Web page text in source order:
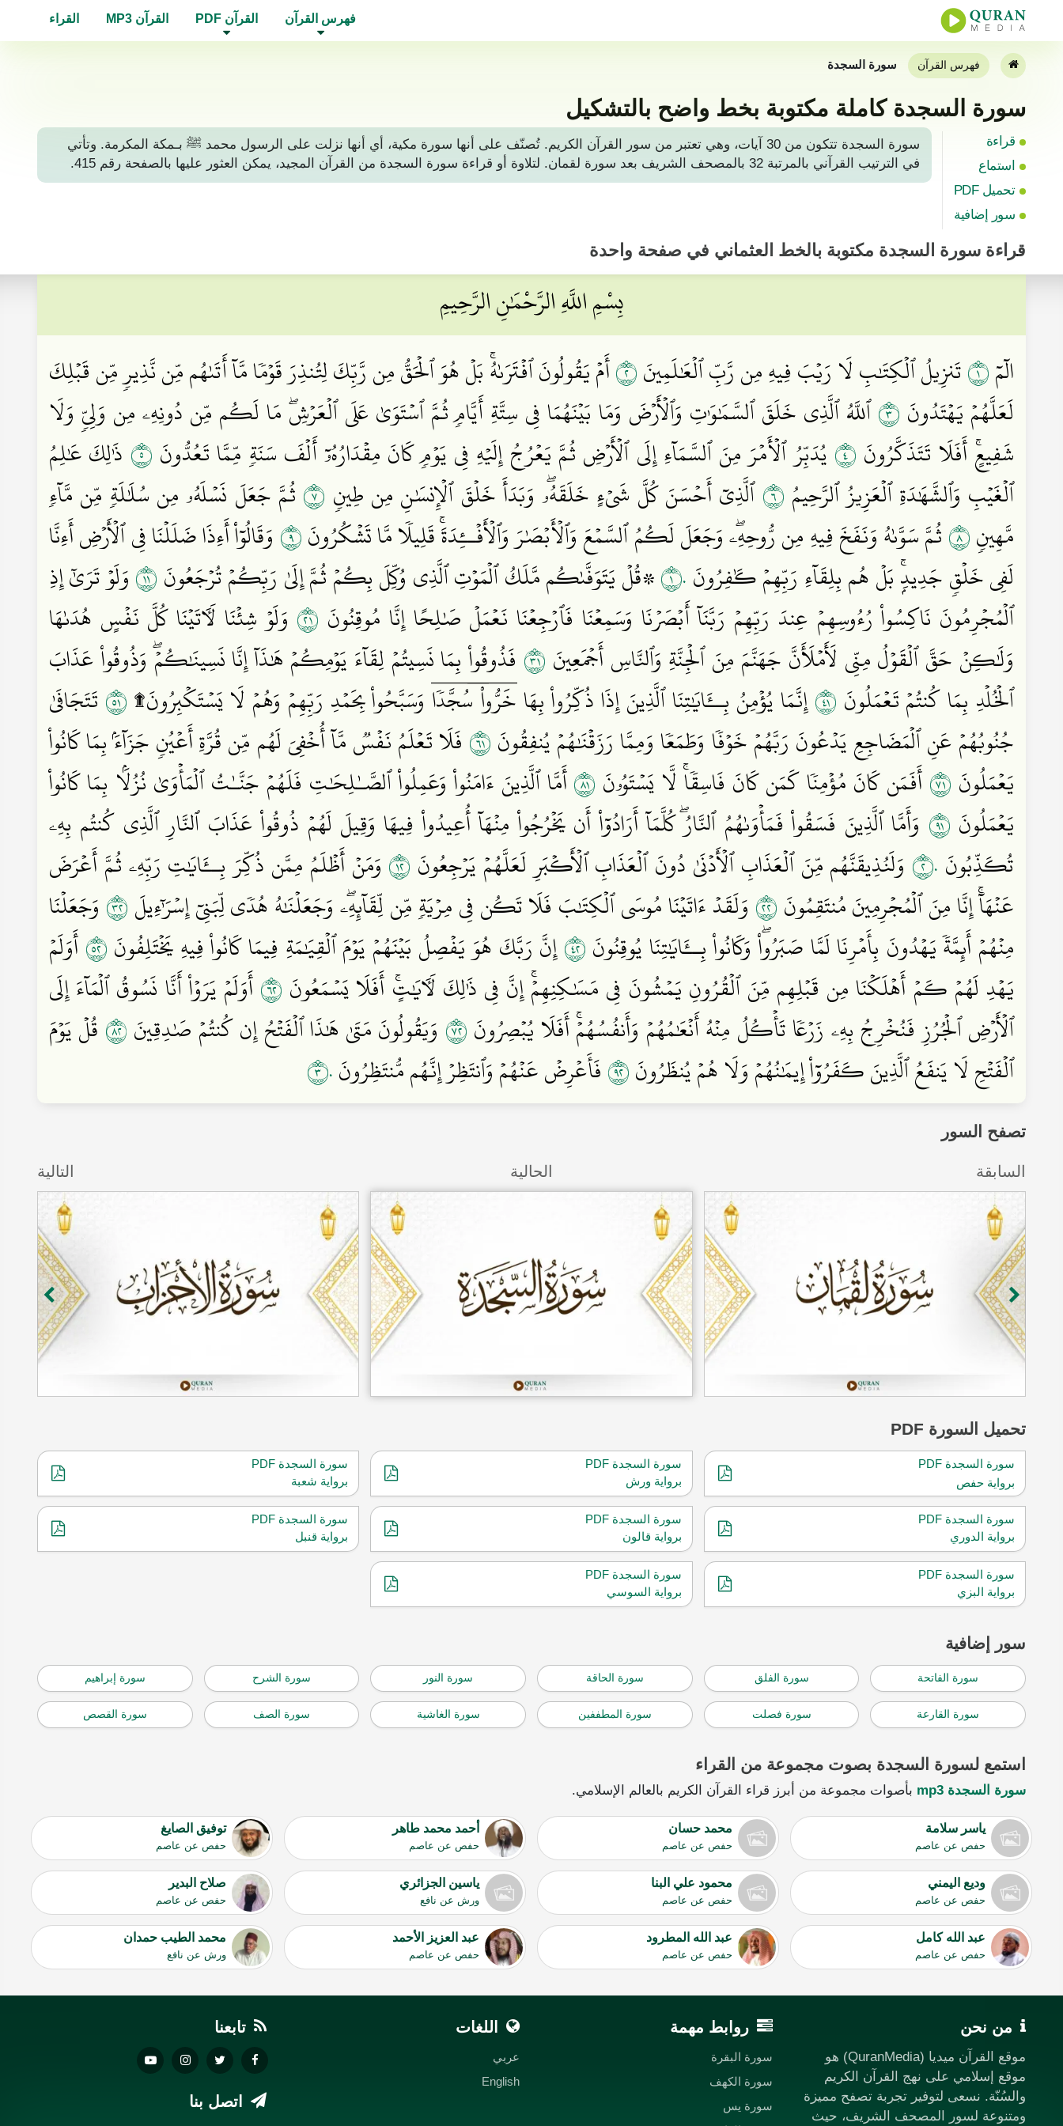
فهرس القرآن القرآن PDF القرآن MP3 القراء
فهرس القرآن سورة السجدة
سورة السجدة كاملة مكتوبة بخط واضح بالتشكيل
قراءة
استماع
تحميل PDF
سور إضافية
سورة السجدة تتكون من 30 آيات، وهي تعتبر من سور القرآن الكريم. تُصنّف على أنها سورة مكية، أي أنها نزلت على الرسول محمد ﷺ بـمكة المكرمة. وتأتي
في الترتيب القرآني بالمرتبة 32 بالمصحف الشريف بعد سورة لقمان. لتلاوة أو قراءة سورة السجدة من القرآن المجيد، يمكن العثور عليها بالصفحة رقم 415.
قراءة سورة السجدة مكتوبة بالخط العثماني في صفحة واحدة
بِسْمِ اللَّهِ الرَّحْمَٰنِ الرَّحِيمِ
الٓمٓ١تَنزِيلُ ٱلۡكِتَٰبِ لَا رَيۡبَ فِيهِ مِن رَّبِّ ٱلۡعَٰلَمِينَ٢أَمۡ يَقُولُونَ ٱفۡتَرَىٰهُۚ بَلۡ هُوَ ٱلۡحَقُّ مِن رَّبِّكَ لِتُنذِرَ قَوۡمٗا مَّآ أَتَىٰهُم مِّن نَّذِيرٖ مِّن قَبۡلِكَ
لَعَلَّهُمۡ يَهۡتَدُونَ ٣ٱللَّهُ ٱلَّذِي خَلَقَ ٱلسَّمَٰوَٰتِ وَٱلۡأَرۡضَ وَمَا بَيۡنَهُمَا فِي سِتَّةِ أَيَّامٖ ثُمَّ ٱسۡتَوَىٰ عَلَى ٱلۡعَرۡشِۖ مَا لَكُم مِّن دُونِهِۦ مِن وَلِيّٖ وَلَا
شَفِيعٍۚ أَفَلَا تَتَذَكَّرُونَ ٤ يُدَبِّرُ ٱلۡأَمۡرَ مِنَ ٱلسَّمَآءِ إِلَى ٱلۡأَرۡضِ ثُمَّ يَعۡرُجُ إِلَيۡهِ فِي يَوۡمٖ كَانَ مِقۡدَارُهُۥٓ أَلۡفَ سَنَةٖ مِّمَّا تَعُدُّونَ ٥ ذَٰلِكَ عَٰلِمُ
ٱلۡغَيۡبِ وَٱلشَّهَٰدَةِ ٱلۡعَزِيزُ ٱلرَّحِيمُ ٦ٱلَّذِيٓ أَحۡسَنَ كُلَّ شَيۡءٍ خَلَقَهُۥۖ وَبَدَأَ خَلۡقَ ٱلۡإِنسَٰنِ مِن طِينٖ ٧ ثُمَّ جَعَلَ نَسۡلَهُۥ مِن سُلَٰلَةٖ مِّن مَّآءٖ
مَّهِينٖ٨ثُمَّ سَوَّىٰهُ وَنَفَخَ فِيهِ مِن رُّوحِهِۦۖ وَجَعَلَ لَكُمُ ٱلسَّمۡعَ وَٱلۡأَبۡصَٰرَ وَٱلۡأَفۡــِٔدَةَۚ قَلِيلٗا مَّا تَشۡكُرُونَ٩ وَقَالُوٓاْ أَءِذَا ضَلَلۡنَا فِي ٱلۡأَرۡضِ أَءِنَّا
لَفِي خَلۡقٖ جَدِيدِۭۚ بَلۡ هُم بِلِقَآءِ رَبِّهِمۡ كَٰفِرُونَ١٠۞قُلۡ يَتَوَفَّىٰكُم مَّلَكُ ٱلۡمَوۡتِ ٱلَّذِي وُكِّلَ بِكُمۡ ثُمَّ إِلَىٰ رَبِّكُمۡ تُرۡجَعُونَ١١وَلَوۡ تَرَىٰٓ إِذِ
ٱلۡمُجۡرِمُونَ نَاكِسُواْ رُءُوسِهِمۡ عِندَ رَبِّهِمۡ رَبَّنَآ أَبۡصَرۡنَا وَسَمِعۡنَا فَٱرۡجِعۡنَا نَعۡمَلۡ صَٰلِحًا إِنَّا مُوقِنُونَ ١٢ وَلَوۡ شِئۡنَا لَأٓتَيۡنَا كُلَّ نَفۡسٍ هُدَىٰهَا
وَلَٰكِنۡ حَقَّ ٱلۡقَوۡلُ مِنِّي لَأَمۡلَأَنَّ جَهَنَّمَ مِنَ ٱلۡجِنَّةِ وَٱلنَّاسِ أَجۡمَعِينَ ١٣ فَذُوقُواْ بِمَا نَسِيتُمۡ لِقَآءَ يَوۡمِكُمۡ هَٰذَآ إِنَّا نَسِينَٰكُمۡۖ وَذُوقُواْ عَذَابَ
ٱلۡخُلۡدِ بِمَا كُنتُمۡ تَعۡمَلُونَ ١٤إِنَّمَا يُؤۡمِنُ بِــَٔايَٰتِنَا ٱلَّذِينَ إِذَا ذُكِّرُواْ بِهَا خَرُّواْۤ سُجَّدٗاۤ وَسَبَّحُواْ بِحَمۡدِ رَبِّهِمۡ وَهُمۡ لَا يَسۡتَكۡبِرُونَ۩١٥ تَتَجَافَىٰ
جُنُوبُهُمۡ عَنِ ٱلۡمَضَاجِعِ يَدۡعُونَ رَبَّهُمۡ خَوۡفٗا وَطَمَعٗا وَمِمَّا رَزَقۡنَٰهُمۡ يُنفِقُونَ١٦ فَلَا تَعۡلَمُ نَفۡسٞ مَّآ أُخۡفِيَ لَهُم مِّن قُرَّةِ أَعۡيُنٖ جَزَآءَۢ بِمَا كَانُواْ
يَعۡمَلُونَ ١٧أَفَمَن كَانَ مُؤۡمِنٗا كَمَن كَانَ فَاسِقٗاۚ لَّا يَسۡتَوُۥنَ ١٨أَمَّا ٱلَّذِينَ ءَامَنُواْ وَعَمِلُواْ ٱلصَّـٰلِحَٰتِ فَلَهُمۡ جَنَّـٰتُ ٱلۡمَأۡوَىٰ نُزُلَۢا بِمَا كَانُواْ
يَعۡمَلُونَ ١٩ وَأَمَّا ٱلَّذِينَ فَسَقُواْ فَمَأۡوَىٰهُمُ ٱلنَّارُۖ كُلَّمَآ أَرَادُوٓاْ أَن يَخۡرُجُواْ مِنۡهَآ أُعِيدُواْ فِيهَا وَقِيلَ لَهُمۡ ذُوقُواْ عَذَابَ ٱلنَّارِ ٱلَّذِي كُنتُم بِهِۦ
تُكَذِّبُونَ ٢٠ وَلَنُذِيقَنَّهُم مِّنَ ٱلۡعَذَابِ ٱلۡأَدۡنَىٰ دُونَ ٱلۡعَذَابِ ٱلۡأَكۡبَرِ لَعَلَّهُمۡ يَرۡجِعُونَ ٢١ وَمَنۡ أَظۡلَمُ مِمَّن ذُكِّرَ بِــَٔايَٰتِ رَبِّهِۦ ثُمَّ أَعۡرَضَ
عَنۡهَآۚ إِنَّا مِنَ ٱلۡمُجۡرِمِينَ مُنتَقِمُونَ٢٢ وَلَقَدۡ ءَاتَيۡنَا مُوسَى ٱلۡكِتَٰبَ فَلَا تَكُن فِي مِرۡيَةٖ مِّن لِّقَآئِهِۦۖ وَجَعَلۡنَٰهُ هُدٗى لِّبَنِيٓ إِسۡرَـٰٓءِيلَ٢٣ وَجَعَلۡنَا
مِنۡهُمۡ أَئِمَّةٗ يَهۡدُونَ بِأَمۡرِنَا لَمَّا صَبَرُواْۖ وَكَانُواْ بِــَٔايَٰتِنَا يُوقِنُونَ٢٤إِنَّ رَبَّكَ هُوَ يَفۡصِلُ بَيۡنَهُمۡ يَوۡمَ ٱلۡقِيَٰمَةِ فِيمَا كَانُواْ فِيهِ يَخۡتَلِفُونَ٢٥أَوَلَمۡ
يَهۡدِ لَهُمۡ كَمۡ أَهۡلَكۡنَا مِن قَبۡلِهِم مِّنَ ٱلۡقُرُونِ يَمۡشُونَ فِي مَسَٰكِنِهِمۡۚ إِنَّ فِي ذَٰلِكَ لَأٓيَٰتٍۚ أَفَلَا يَسۡمَعُونَ ٢٦أَوَلَمۡ يَرَوۡاْ أَنَّا نَسُوقُ ٱلۡمَآءَ إِلَى
ٱلۡأَرۡضِ ٱلۡجُرُزِ فَنُخۡرِجُ بِهِۦ زَرۡعٗا تَأۡكُلُ مِنۡهُ أَنۡعَٰمُهُمۡ وَأَنفُسُهُمۡۚ أَفَلَا يُبۡصِرُونَ٢٧ وَيَقُولُونَ مَتَىٰ هَٰذَا ٱلۡفَتۡحُ إِن كُنتُمۡ صَٰدِقِينَ٢٨ قُلۡ يَوۡمَ
ٱلۡفَتۡحِ لَا يَنفَعُ ٱلَّذِينَ كَفَرُوٓاْ إِيمَٰنُهُمۡ وَلَا هُمۡ يُنظَرُونَ٢٩فَأَعۡرِضۡ عَنۡهُمۡ وَٱنتَظِرۡ إِنَّهُم مُّنتَظِرُونَ٣٠
تصفح السور
الحالية السابقة التالية
تحميل السورة PDF
سورة السجدة PDF
برواية حفص
سورة السجدة PDF
برواية ورش
سورة السجدة PDF
برواية شعبة
سورة السجدة PDF
برواية الدوري
سورة السجدة PDF
برواية قالون
سورة السجدة PDF
برواية قنبل
سورة السجدة PDF
برواية البزي
سورة السجدة PDF
برواية السوسي
سور إضافية
سورة الفاتحة سورة الفلق سورة الحاقة سورة النور سورة الشرح سورة إبراهيم
سورة القارعة سورة فصلت سورة المطففين سورة الغاشية سورة الصف سورة القصص
استمع لسورة السجدة بصوت مجموعة من القراء
سورة السجدة mp3 بأصوات مجموعة من أبرز قراء القرآن الكريم بالعالم الإسلامي.
ياسر سلامة
حفص عن عاصم
محمد حسان
حفص عن عاصم
أحمد محمد طاهر
حفص عن عاصم
توفيق الصايغ
حفص عن عاصم
وديع اليمني
حفص عن عاصم
محمود علي البنا
حفص عن عاصم
ياسين الجزائري
ورش عن نافع
صلاح البدير
حفص عن عاصم
عبد الله كامل
حفص عن عاصم
عبد الله المطرود
حفص عن عاصم
عبد العزيز الأحمد
حفص عن عاصم
محمد الطيب حمدان
ورش عن نافع
من نحن
موقع القرآن ميديا (QuranMedia) هو
موقع إسلامي على نهج القرآن الكريم
والسُنّة. نسعى لتوفير تجربة تصفح مميزة
ومتنوعة لسور المصحف الشريف، حيث
روابط مهمة
سورة البقرة
سورة الكهف
سورة يس
اللغات
عربي
English
تابعنا
اتصل بنا